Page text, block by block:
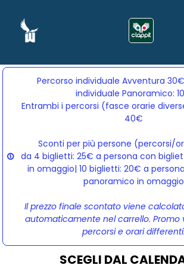
Percorso individuale Avventura
individuale Panoramico:
Entrambi i percorsi (fasce orarie
40€
Sconti per più persone (percorsi/
da 4 biglietti: 25€ a persona con
in omaggio| 10 biglietti: 20€ a
panoramico in omaggio
Il prezzo finale scontato viene
automaticamente nel carrello. Promo
percorsi e orari differenti.
SCEGLI DAL